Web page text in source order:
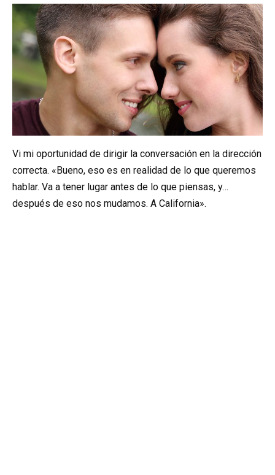
Vi mi oportunidad de dirigir la conversación en la dirección
correcta. «Bueno, eso es en realidad de lo que queremos
hablar. Va a tener lugar antes de lo que piensas, y…
después de eso nos mudamos. A California».